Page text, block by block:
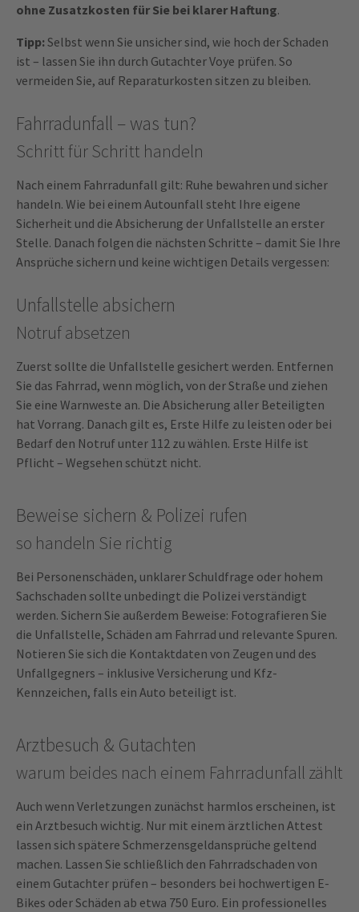
ohne Zusatzkosten für Sie bei klarer Haftung.
Tipp:Selbst wenn Sie unsicher sind, wie hoch der Schaden
ist – lassen Sie ihn durch Gutachter Voye prüfen. So
vermeiden Sie, auf Reparaturkosten sitzen zu bleiben.
Fahrradunfall – was tun?
Schritt für Schritt handeln
Nach einem Fahrradunfall gilt: Ruhe bewahren und sicher
handeln. Wie bei einem Autounfall steht Ihre eigene
Sicherheit und die Absicherung der Unfallstelle an erster
Stelle. Danach folgen die nächsten Schritte – damit Sie Ihre
Ansprüche sichern und keine wichtigen Details vergessen:
Unfallstelle absichern
Notruf absetzen
Zuerst sollte die Unfallstelle gesichert werden. Entfernen
Sie das Fahrrad, wenn möglich, von der Straße und ziehen
Sie eine Warnweste an. Die Absicherung aller Beteiligten
hat Vorrang. Danach gilt es, Erste Hilfe zu leisten oder bei
Bedarf den Notruf unter 112 zu wählen. Erste Hilfe ist
Pflicht – Wegsehen schützt nicht.
Beweise sichern & Polizei rufen
so handeln Sie richtig
Bei Personenschäden, unklarer Schuldfrage oder hohem
Sachschaden sollte unbedingt die Polizei verständigt
werden. Sichern Sie außerdem Beweise: Fotografieren Sie
die Unfallstelle, Schäden am Fahrrad und relevante Spuren.
Notieren Sie sich die Kontaktdaten von Zeugen und des
Unfallgegners – inklusive Versicherung und Kfz-
Kennzeichen, falls ein Auto beteiligt ist.
Arztbesuch & Gutachten
warum beides nach einem Fahrradunfall zählt
Auch wenn Verletzungen zunächst harmlos erscheinen, ist
ein Arztbesuch wichtig. Nur mit einem ärztlichen Attest
lassen sich spätere Schmerzensgeldansprüche geltend
machen. Lassen Sie schließlich den Fahrradschaden von
einem Gutachter prüfen – besonders bei hochwertigen E-
Bikes oder Schäden ab etwa 750 Euro. Ein professionelles